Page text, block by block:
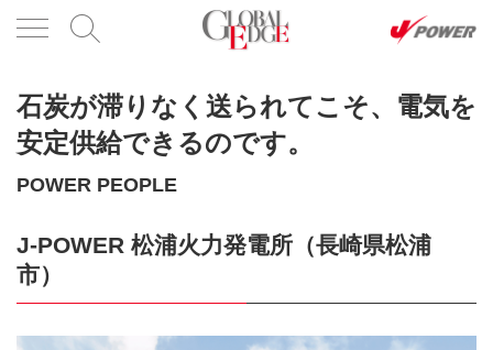
石炭が滞りなく送られてこそ、電気を
安定供給できるのです。
POWER PEOPLE
J-POWER 松浦火力発電所（長崎県松浦
市）